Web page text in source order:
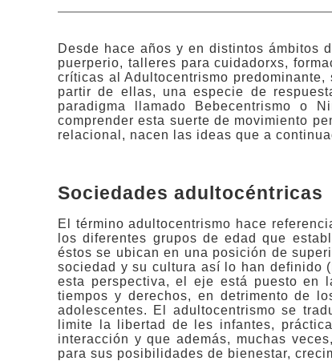
Desde hace años y en distintos ámbitos
puerperio, talleres para cuidadorxs,
críticas al Adultocentrismo
partir de ellas, una especie de
paradigma llamado Bebecentrismo o
comprender esta suerte de movimiento
relacional, nacen las ideas que a
Sociedades adultocéntricas
El término adultocentrismo hace
los diferentes grupos de edad que
éstos se ubican en una posición de
sociedad y su cultura así lo han definido
esta perspectiva, el eje está puesto en
tiempos y derechos, en detrimento de
adolescentes. El adultocentrismo se
limite la libertad de les infantes,
interacción y que además, muchas
para sus posibilidades de bienestar,